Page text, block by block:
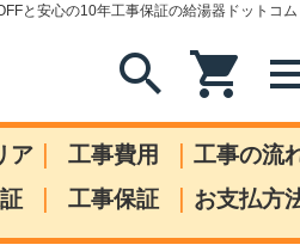
と安心の10年工事保証の給湯器ドットコム
search shopping_cart
ア | 工事費用 | 工事の流
| 工事保証 | お支払方